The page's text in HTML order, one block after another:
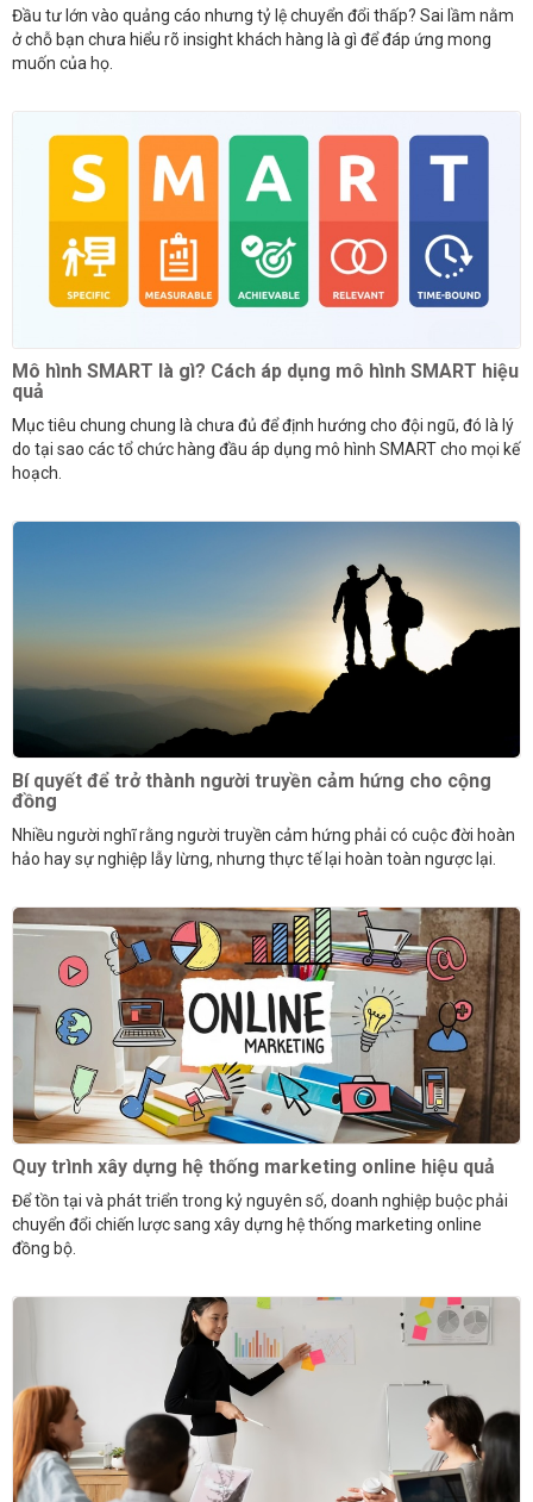
Đầu tư lớn vào quảng cáo nhưng tỷ lệ chuyển đổi thấp? Sai lầm nằm
ở chỗ bạn chưa hiểu rõ insight khách hàng là gì để đáp ứng mong
muốn của họ.
Mô hình SMART là gì? Cách áp dụng mô hình SMART hiệu
quả
Mục tiêu chung chung là chưa đủ để định hướng cho đội ngũ, đó là lý
do tại sao các tổ chức hàng đầu áp dụng mô hình SMART cho mọi kế
hoạch.
Bí quyết để trở thành người truyền cảm hứng cho cộng
đồng
Nhiều người nghĩ rằng người truyền cảm hứng phải có cuộc đời hoàn
hảo hay sự nghiệp lẫy lừng, nhưng thực tế lại hoàn toàn ngược lại.
Quy trình xây dựng hệ thống marketing online hiệu quả
Để tồn tại và phát triển trong kỷ nguyên số, doanh nghiệp buộc phải
chuyển đổi chiến lược sang xây dựng hệ thống marketing online
đồng bộ.